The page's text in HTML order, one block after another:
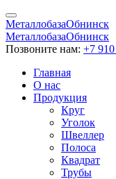
МеталлобазаОбнинск
МеталлобазаОбнинск
Позвоните нам: +7
Главная
О нас
Продукция
Круг
Уголок
Швеллер
Полоса
Квадрат
Трубы